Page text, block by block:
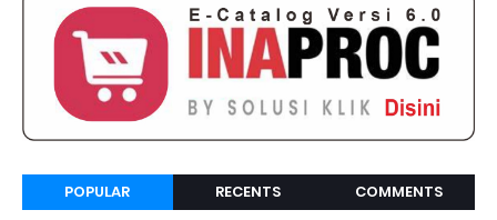
POPULAR RECENTS COMMENTS